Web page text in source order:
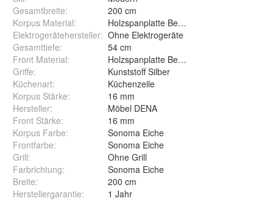
Gesamtbreite:
200 cm
Korpus Material:
Holzspanplatte Beschichtet
Elektrogerätehersteller: Ohne Elektrogeräte
Gesamttiefe:
54 cm
Front Material:
Holzspanplatte Beschichtet
Griffe:
Kunststoff Silber
Küchenart:
Küchenzeile
Korpus Stärke:
16 mm
Hersteller:
Möbel DENA
Front Stärke:
16 mm
Korpus Farbe:
Sonoma Eiche
Frontfarbe:
Sonoma Eiche
Grill:
Ohne Grill
Farbrichtung:
Sonoma Eiche
Breite:
200 cm
Herstellergarantie: 1 Jahr